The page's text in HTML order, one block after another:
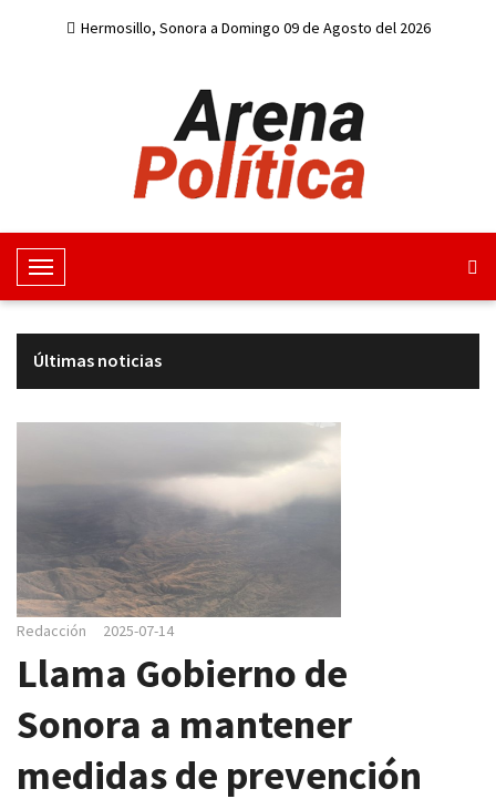
Hermosillo, Sonora a Domingo 09 de Agosto del 2026
M
e
u
v
e
c
i
Últimas noticias
Redacción 2025-07-14
Llama Gobierno de
Sonora a mantener
medidas de prevención